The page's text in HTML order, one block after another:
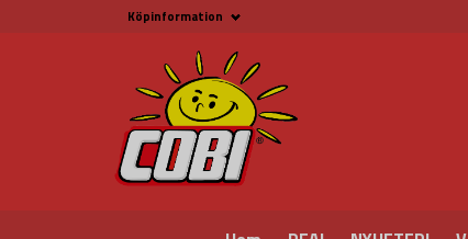
Köpinformation
Köpvillkor
Betalsätt och Frakt
Beställ online hos
Fritid & Prylar
Fakta om Cobi Blocks
COBI BUTIK I MALMÖ
Kontakta oss